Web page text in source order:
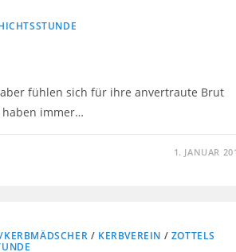
fühlen sich für ihre anvertraute Brut
immer…
1. JANUAR
KERBMÄDSCHER / KERBVEREIN / ZOTTELS